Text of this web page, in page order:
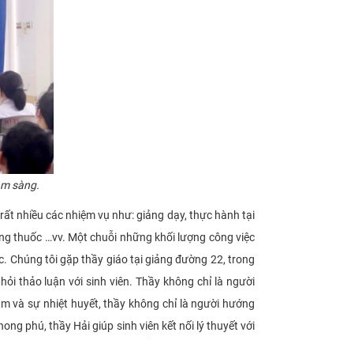
sàng.
nhiều các nhiệm vụ như: giảng dạy, thực hành tại
thuốc …vv. Một chuỗi những khối lượng công việc
Chúng tôi gặp thầy giáo tại giảng đường 22, trong
thảo luận với sinh viên. Thầy không chỉ là người
và sự nhiệt huyết, thầy không chỉ là người hướng
phú, thầy Hải giúp sinh viên kết nối lý thuyết với